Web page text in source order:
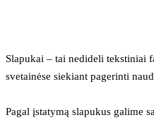
Slapukai – tai nedideli tekstiniai
svetainėse siekiant pagerinti
Pagal įstatymą slapukus galime